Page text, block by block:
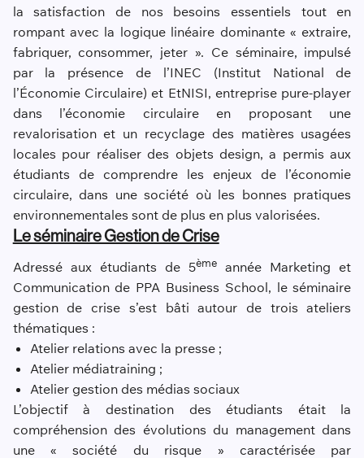
la satisfaction de nos besoins essentiels tout en
rompant avec la logique linéaire dominante « extraire,
fabriquer, consommer, jeter ». Ce séminaire, impulsé
par la présence de l’INEC (Institut National de
l’Économie Circulaire) et EtNISI, entreprise pure-player
dans l’économie circulaire en proposant une
revalorisation et un recyclage des matières usagées
locales pour réaliser des objets design, a permis aux
étudiants de comprendre les enjeux de l’économie
circulaire, dans une société où les bonnes pratiques
environnementales sont de plus en plus valorisées.
Le séminaire Gestion de Crise
Adressé aux étudiants de 5ème
année Marketing et
Communication de PPA Business School, le séminaire
gestion de crise s’est bâti autour de trois ateliers
thématiques :
Atelier relations avec la presse ;
Atelier médiatraining ;
Atelier gestion des médias sociaux
L’objectif à destination des étudiants était la
compréhension des évolutions du management dans
une « société du risque » caractérisée par